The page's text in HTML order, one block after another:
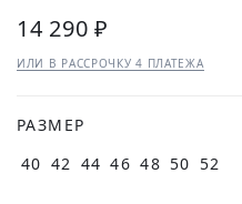
14 290 ₽
ИЛИ В РАССРОЧКУ 4 ПЛАТЕЖА
РАЗМЕР
40 42 44 46 48 50 52